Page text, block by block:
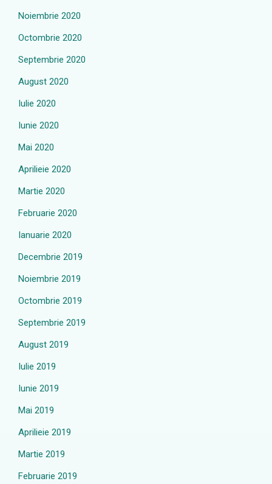
Noiembrie 2020
Octombrie 2020
Septembrie 2020
August 2020
Iulie 2020
Iunie 2020
Mai 2020
Aprilieie 2020
Martie 2020
Februarie 2020
Ianuarie 2020
Decembrie 2019
Noiembrie 2019
Octombrie 2019
Septembrie 2019
August 2019
Iulie 2019
Iunie 2019
Mai 2019
Aprilieie 2019
Martie 2019
Februarie 2019